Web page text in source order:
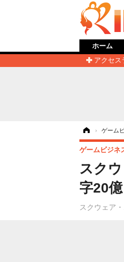
ホーム
アクセス
› ゲーム
スク
字20億
スクウェア
ゲームビジネ